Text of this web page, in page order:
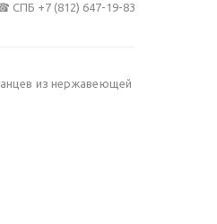
СПБ +7 (812) 647-19-83
из нержавеющей